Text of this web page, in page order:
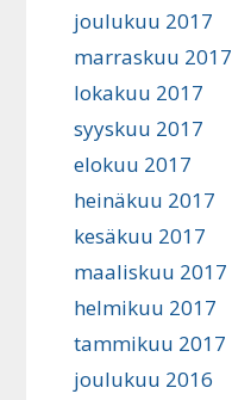
joulukuu 2017
marraskuu 2017
lokakuu 2017
syyskuu 2017
elokuu 2017
heinäkuu 2017
kesäkuu 2017
maaliskuu 2017
helmikuu 2017
tammikuu 2017
joulukuu 2016